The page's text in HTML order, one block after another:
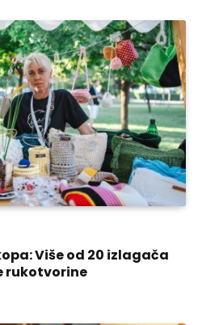
Više od 20 izlagača
rukotvorine